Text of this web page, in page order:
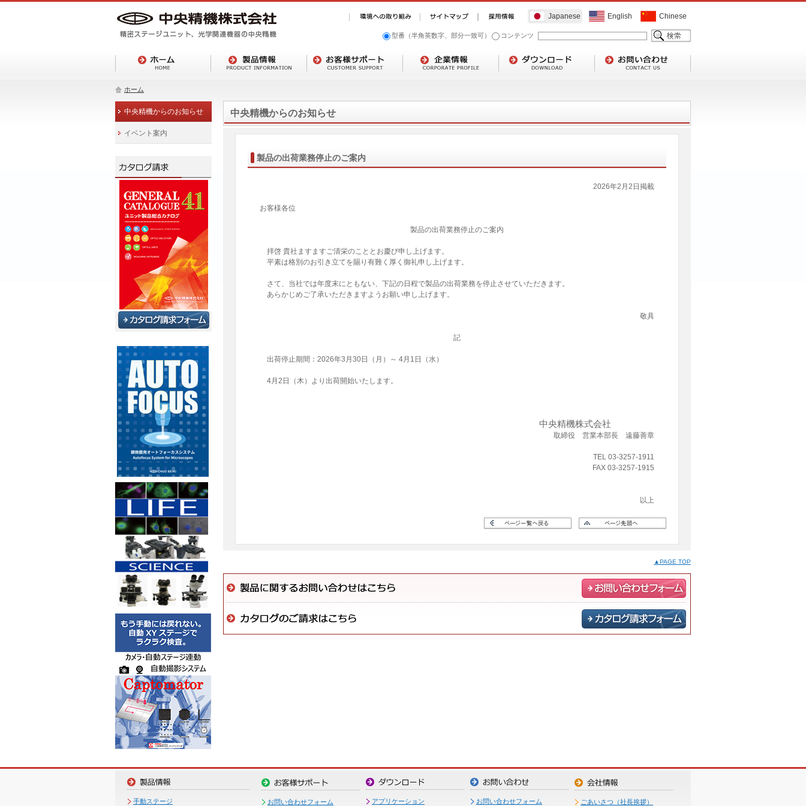
Japanese English Chinese
型番（半角英数字、部分一致可） コンテンツ
ホーム
中央精機からのお知らせ
製品の出荷業務停止のご案内
2026年2月2日掲載
お客様各位
製品の出荷業務停止のご案内
拝啓 貴社ますますご清栄のこととお慶び申し上げます。
平素は格別のお引き立てを賜り有難く厚く御礼申し上げます。
さて、当社では年度末にともない、下記の日程で製品の出荷業務を停止させていただきます。
あらかじめご了承いただきますようお願い申し上げます。
敬具
記
出荷停止期間：2026年3月30日（月）～ 4月1日（水）
4月2日（木）より出荷開始いたします。
中央精機株式会社
取締役 営業本部長 遠藤善章
TEL 03-3257-1911
FAX 03-3257-1915
以上
▲PAGE TOP
中央精機からのお知らせ
イベント案内
手動ステージ お問い合わせフォーム アプリケーション お問い合わせフォーム ごあいさつ（社長挨拶）